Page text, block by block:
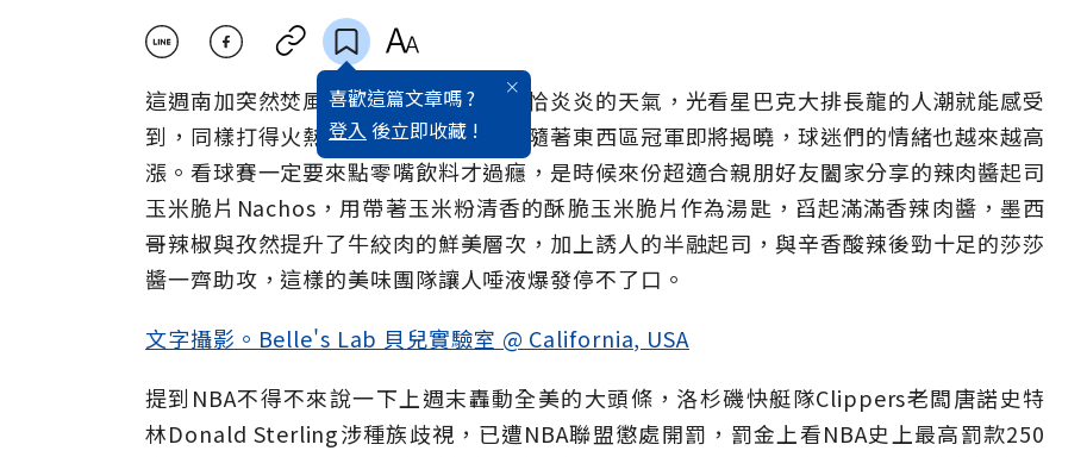
喜歡這篇文章嗎 ?
登入 後立即收藏 !
這週南加突然焚風肆虐野火四起，日頭恰炎炎的天氣，光看星巴克大排長龍的人潮就能感受
到，同樣打得火熱的還有NBA季後賽，隨著東西區冠軍即將揭曉，球迷們的情緒也越來越高
漲。看球賽一定要來點零嘴飲料才過癮，是時候來份超適合親朋好友闔家分享的辣肉醬起司
玉米脆片Nachos，用帶著玉米粉清香的酥脆玉米脆片作為湯匙，舀起滿滿香辣肉醬，墨西
哥辣椒與孜然提升了牛絞肉的鮮美層次，加上誘人的半融起司，與辛香酸辣後勁十足的莎莎
醬一齊助攻，這樣的美味團隊讓人唾液爆發停不了口。
文字攝影。Belle's Lab 貝兒實驗室 @ California, USA
提到NBA不得不來說一下上週末轟動全美的大頭條，洛杉磯快艇隊Clippers老闆唐諾史特
林Donald Sterling涉種族歧視，已遭NBA聯盟懲處開罰，罰金上看NBA史上最高罰款250